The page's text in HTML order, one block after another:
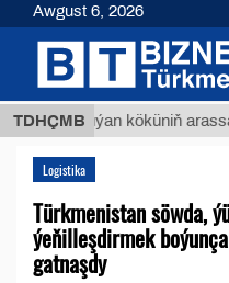
TDHÇMB
Buýan köküniň
Logistika
Türkmenistan söwda,
ýeňilleşdirmek
gatnaşdy
Awgust 6, 2026